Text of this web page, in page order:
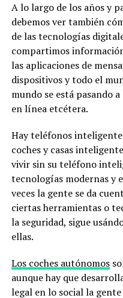
A lo largo de los años y
debemos ver también
de las tecnologías
compartimos
las aplicaciones de
dispositivos y todo el
mundo se está pasando
en línea etcétera.
Hay teléfonos
coches y casas
vivir sin su teléfono
tecnologías modernas y
veces la gente se da
ciertas herramientas o
la seguridad, sigue
ellas.
Los coches autónomos
aunque hay que
legal en lo social la